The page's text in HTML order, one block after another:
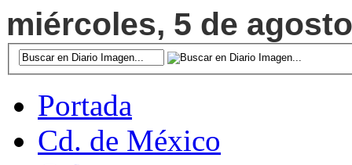
miércoles, 5 de
Portada
Cd. de México